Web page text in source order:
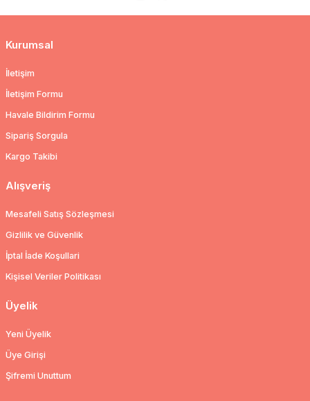
Kurumsal
İletişim
İletişim Formu
Havale Bildirim Formu
Sipariş Sorgula
Kargo Takibi
Alışveriş
Mesafeli Satış Sözleşmesi
Gizlilik ve Güvenlik
İptal İade Koşullari
Kişisel Veriler Politikası
Üyelik
Yeni Üyelik
Üye Girişi
Şifremi Unuttum